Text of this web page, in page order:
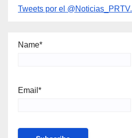
Tweets por el @Noticias_PRTV.
Name*
Email*